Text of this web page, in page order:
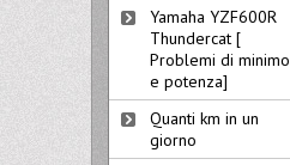
Yamaha YZF600R
Thundercat [
Problemi di minimo
e potenza]
Quanti km in un
giorno